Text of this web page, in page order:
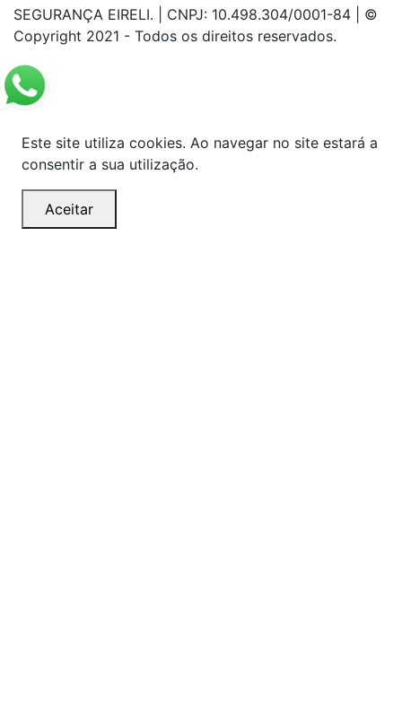
SEGURANÇA EIRELI. | CNPJ: 10.498.304/0001-84 | ©
Copyright 2021 - Todos os direitos reservados.
Este site utiliza cookies. Ao navegar no site estará a
consentir a sua utilização.
Aceitar